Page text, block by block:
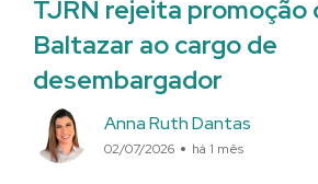
TJRN rejeita promoção
Baltazar ao cargo de
desembargador
Anna Ruth Dantas
02/07/2026 há 1 mês